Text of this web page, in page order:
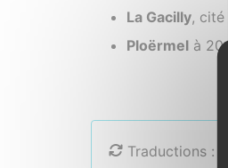
La Gacilly, cité
Ploërmel à 20
Traductions :